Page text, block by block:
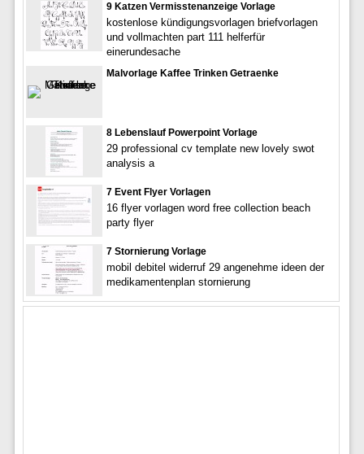
9 Katzen Vermisstenanzeige Vorlage
kostenlose kündigungsvorlagen briefvorlagen
und vollmachten part 111 helferfür
einerundesache
Malvorlage Kaffee Trinken Getraenke
8 Lebenslauf Powerpoint Vorlage
29 professional cv template new lovely swot
analysis a
7 Event Flyer Vorlagen
16 flyer vorlagen word free collection beach
party flyer
7 Stornierung Vorlage
mobil debitel widerruf 29 angenehme ideen der
medikamentenplan stornierung